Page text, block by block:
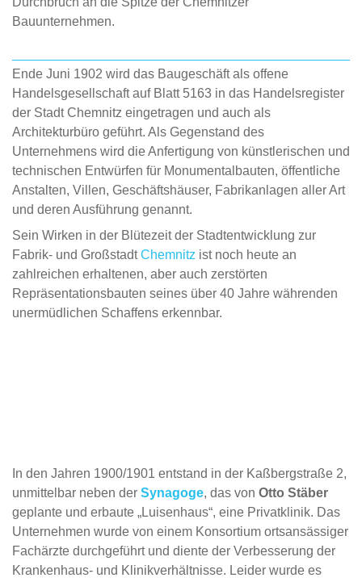
Bauunternehmen.
Ende Juni 1902 wird das Baugeschäft als offene
Handelsgesellschaft auf Blatt 5163 in das Handelsregister
der Stadt Chemnitz eingetragen und auch als
Architekturbüro geführt. Als Gegenstand des
Unternehmens wird die Anfertigung von künstlerischen und
technischen Entwürfen für Monumentalbauten, öffentliche
Anstalten, Villen, Geschäftshäuser, Fabrikanlagen aller Art
und deren Ausführung genannt.
Sein Wirken in der Blütezeit der Stadtentwicklung zur
Fabrik- und GroßstadtChemnitz ist noch heute an
zahlreichen erhaltenen, aber auch zerstörten
Repräsentationsbauten seines über 40 Jahre währenden
unermüdlichen Schaffens erkennbar.
In den Jahren 1900/1901 entstand in der Kaßbergstraße 2,
unmittelbar neben der Synagoge, das von Otto Stäber
geplante und erbaute „Luisenhaus“, eine Privatklinik. Das
Unternehmen wurde von einem Konsortium ortsansässiger
Fachärzte durchgeführt und diente der Verbesserung der
Krankenhaus- und Klinikverhältnisse. Leider wurde es